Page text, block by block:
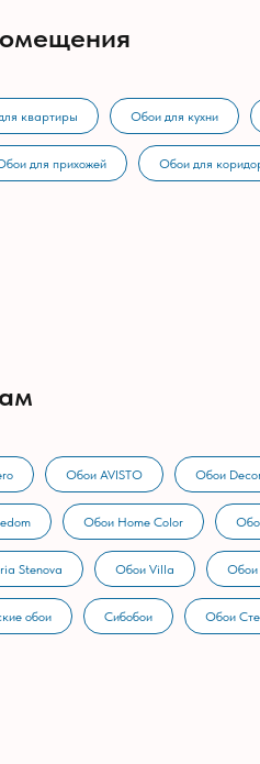
квартиры Обои для кухни
для прихожей Обои для
Обои AVISTO Обои
Обои Home Color
Stenova Обои Villa Обои
обои Сибобои Обои